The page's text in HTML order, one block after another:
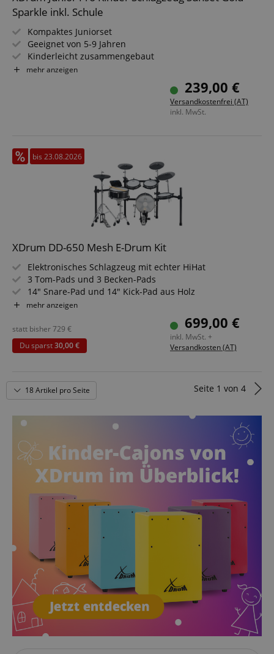
Sparkle inkl. Schule
Kompaktes Juniorset
Geeignet von 5-9 Jahren
Kinderleicht zusammengebaut
Platzsparend
Inkl. Drumsticks, Stimmschlüssel und Hocker
mehr anzeigen
239,00 €
Versandkostenfrei (AT)
inkl. MwSt.
bis 23.08.2026
XDrum DD-650 Mesh E-Drum Kit
Elektronisches Schlagzeug mit echter HiHat
3 Tom-Pads und 3 Becken-Pads
14" Snare-Pad und 14" Kick-Pad aus Holz
720 Sounds, 20 Preset- und 20 User-Kits
6 dedizierte Fader für Volume-, Effekt- oder MIDI-
Steuerung
Inklusive Rack
mehr anzeigen
699,00 €
inkl. MwSt. +
Versandkosten (AT)
statt bisher729 €
Du sparst30,00 €
18 Artikel pro Seite Seite 1 von 4